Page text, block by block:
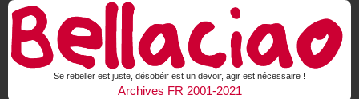
Se rebeller est juste, désobéir est un devoir, agir est nécessaire !
Archives FR 2001-2021